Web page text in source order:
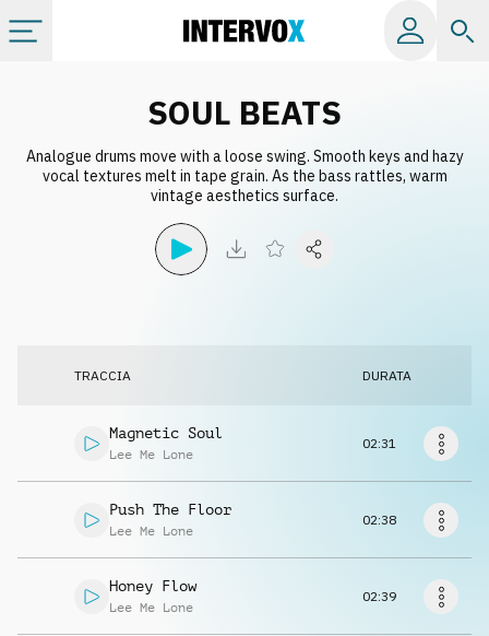
Album
SOUL BEATS
Analogue drums move with a loose swing. Smooth keys and hazy
vocal textures melt in tape grain. As the bass rattles, warm
vintage aesthetics surface.
TRACCIA DURATA
Magnetic Soul
Lee Me Lone
02:31
Push The Floor
Lee Me Lone
02:38
Honey Flow
Lee Me Lone
02:39